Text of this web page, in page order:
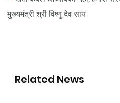
Related News